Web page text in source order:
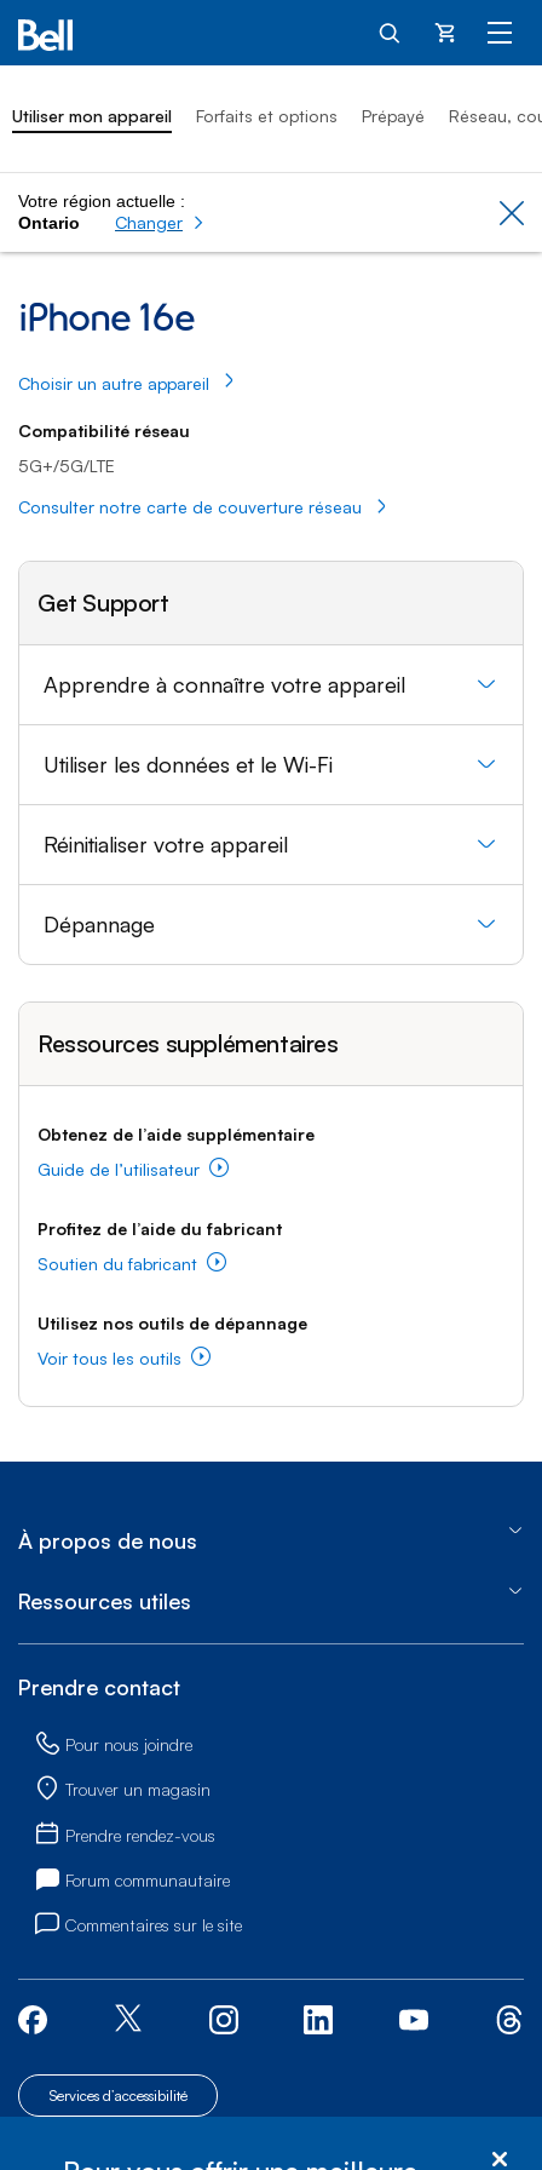
Panier
Utiliser mon appareil Forfaits et options Prépayé Réseau,
Votre région actuelle :
Ontario
Changer
iPhone 16e
Choisir un autre appareil
Compatibilité réseau
5G+/5G/LTE
Consulter notre carte de couverture réseau
Get Support
Apprendre à connaître votre appareil
Utiliser les données et le Wi-Fi
Réinitialiser votre appareil
Dépannage
Ressources supplémentaires
Obtenez de l’aide supplémentaire
Guide de l’utilisateur
Profitez de l’aide du fabricant
Soutien du fabricant
Utilisez nos outils de dépannage
Voir tous les outils
À propos de nous
Ressources utiles
Prendre contact
Pour nous joindre
Trouver un magasin
Prendre rendez-vous
Forum communautaire
Commentaires sur le site
Services d’accessibilité